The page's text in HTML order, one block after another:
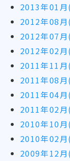
2013年01
2012年08
2012年07
2012年02
2011年11
2011年08
2011年04
2011年02
2010年10
2010年02
2009年12